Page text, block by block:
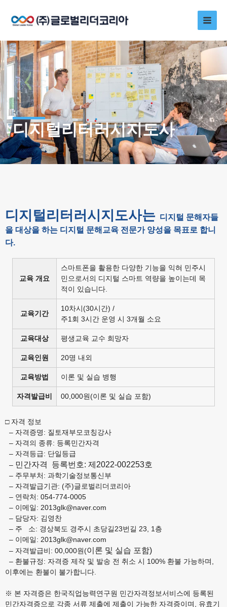
건
너
뛰
Main
디지털리터러시지도사
디지털리터러시지도사는 디지털 문해자들
을 대상을 하는 디지털 문해교육 전문가 양성을 목표로 합니
다.
교육 개요
스마트폰을 활용한 다양한 기능을 익혀 민주시
민으로서의 디지털 스마트 역량을 높이는데 목
적이 있습니다.
교육기간
10차시(30시간) /
주1회 3시간 운영 시 3개월 소요
교육대상 평생교육 교수 희망자
교육인원 20명 내외
교육방법 이론 및 실습 병행
자격발급비 00,000원(이론 및 실습 포함)
□ 자격 정보
– 자격증명: 질토재부모코칭강사
– 자격의 종류: 등록민간자격
– 자격등급: 단일등급
– 민간자격 등록번호: 제2022-002253호
– 주무부처: 과학기술정보통신부
– 자격발급기관: (주)글로벌리더코리아
– 연락처: 054-774-0005
– 이메일: 2013glk@naver.com
– 담당자: 김영찬
– 주 소: 경상북도 경주시 초당길23번길 23, 1층
– 이메일: 2013glk@naver.com
– 자격발급비: 00,000원(이론 및 실습 포함)
– 환불규정: 자격증 제작 및 발송 전 취소 시 100% 환불 가능하며,
이후에는 환불이 불가합니다.
※ 본 자격증은 한국직업능력연구원 민간자격정보서비스에 등록된
민간자격증으로 각종 서류 제출에 제출이 가능한 자격증이며, 유효기